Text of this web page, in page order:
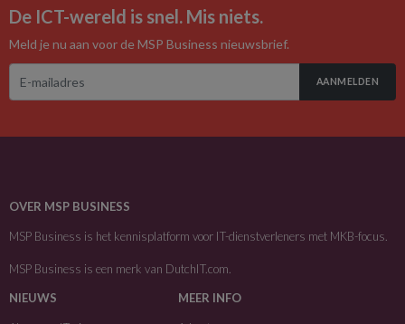
De ICT-wereld is snel. Mis niets.
Meld je nu aan voor de MSP Business nieuwsbrief.
AANMELDEN
OVER MSP BUSINESS
MSP Business is het kennisplatform voor IT-dienstverleners met MKB-focus.
MSP Business is een merk van DutchIT.com.
NIEUWS
MEER INFO